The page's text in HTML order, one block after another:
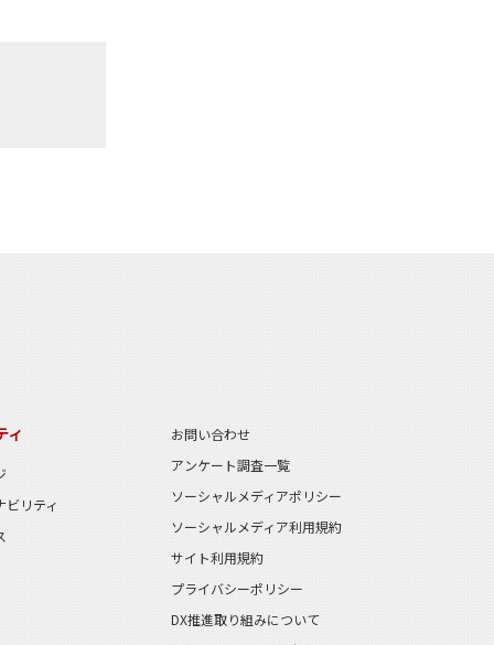
ィ
ビリティ
お問い合わせ
アンケート調査一覧
ソーシャルメディアポリシー
ソーシャルメディア利用規約
サイト利用規約
プライバシーポリシー
DX推進取り組みについて